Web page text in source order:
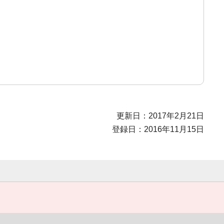
更新日：2017年2月21日
登録日：2016年11月15日